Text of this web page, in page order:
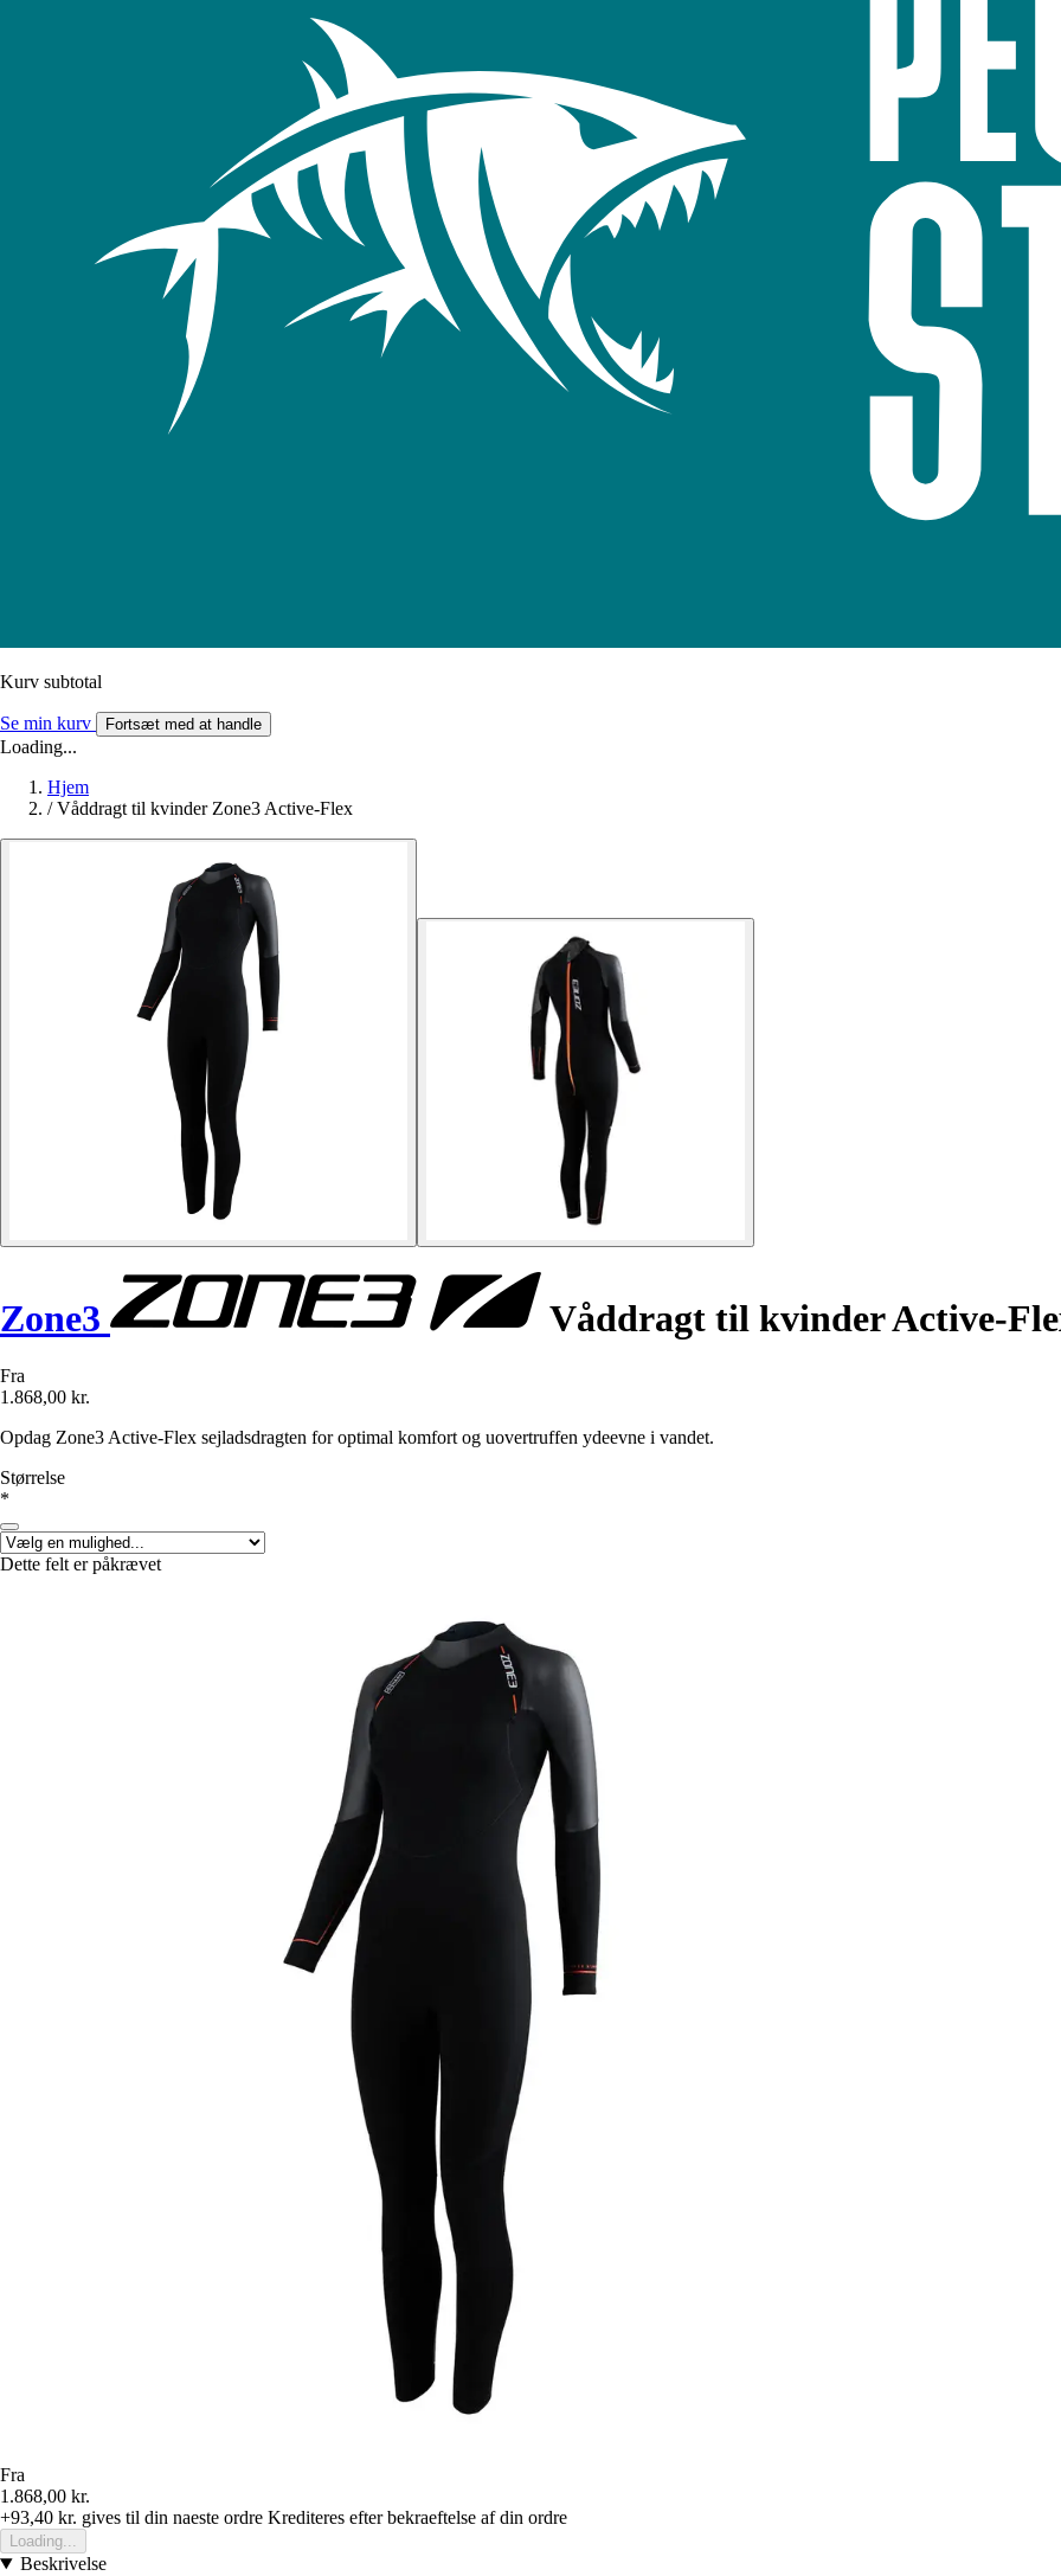
Kurv subtotal
Se min kurv Fortsæt med at handle
Loading...
Hjem
/ Våddragt til kvinder Zone3 Active-Flex
Zone3 Våddragt til kvinder Active-
Fra
1.868,00 kr.
Opdag Zone3 Active-Flex sejladsdragten for optimal komfort og uovertruffen ydeevne i vandet.
Størrelse
*
Dette felt er påkrævet
Fra
1.868,00 kr.
+93,40 kr. gives til din naeste ordre Krediteres efter bekraeftelse af din ordre
Loading...
Beskrivelse